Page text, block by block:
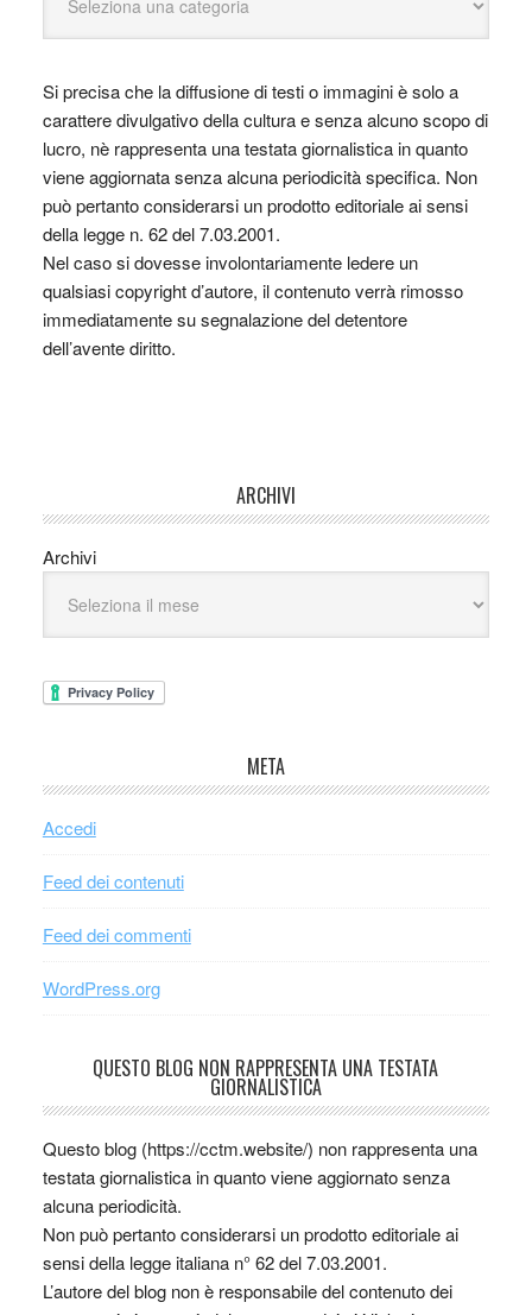
Si precisa che la diffusione di testi o immagini è solo a
carattere divulgativo della cultura e senza alcuno scopo di
lucro, nè rappresenta una testata giornalistica in quanto
viene aggiornata senza alcuna periodicità specifica. Non
può pertanto considerarsi un prodotto editoriale ai sensi
della legge n. 62 del 7.03.2001.
Nel caso si dovesse involontariamente ledere un
qualsiasi copyright d’autore, il contenuto verrà rimosso
immediatamente su segnalazione del detentore
dell’avente diritto.
ARCHIVI
Archivi
META
Accedi
Feed dei contenuti
Feed dei commenti
WordPress.org
QUESTO BLOG NON RAPPRESENTA UNA TESTATA
GIORNALISTICA
Questo blog (https://cctm.website/) non rappresenta una
testata giornalistica in quanto viene aggiornato senza
alcuna periodicità.
Non può pertanto considerarsi un prodotto editoriale ai
sensi della legge italiana n° 62 del 7.03.2001.
L’autore del blog non è responsabile del contenuto dei